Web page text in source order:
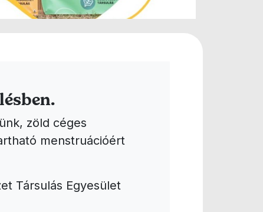
zöld céges
menstruációért
Társulás Egyesület